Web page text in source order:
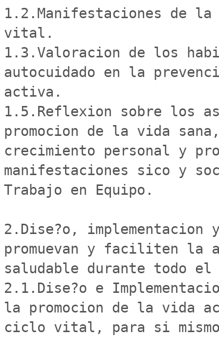
1.2.Manifestaciones de
vital.
1.3.Valoracion de los
autocuidado en la
activa.
1.5.Reflexion sobre los
promocion de la vida
crecimiento personal y
manifestaciones sico y
Trabajo en Equipo.
2.Dise?o, implementacion
promuevan y faciliten la
saludable durante todo
2.1.Dise?o e
la promocion de la vida
ciclo vital, para si